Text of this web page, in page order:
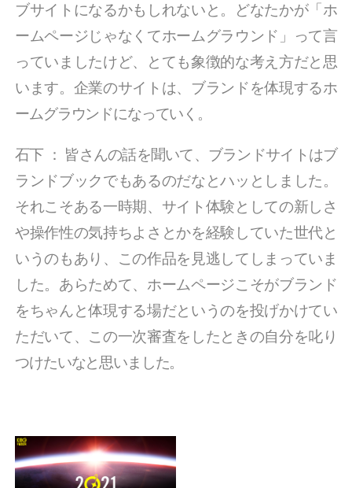
ブサイトになるかもしれないと。どなたかが「ホ
ームページじゃなくてホームグラウンド」って言
っていましたけど、とても象徴的な考え方だと思
います。企業のサイトは、ブランドを体現するホ
ームグラウンドになっていく。
石下： 皆さんの話を聞いて、ブランドサイトはブ
ランドブックでもあるのだなとハッとしました。
それこそある一時期、サイト体験としての新しさ
や操作性の気持ちよさとかを経験していた世代と
いうのもあり、この作品を見逃してしまっていま
した。あらためて、ホームページこそがブランド
をちゃんと体現する場だというのを投げかけてい
ただいて、この一次審査をしたときの自分を叱り
つけたいなと思いました。